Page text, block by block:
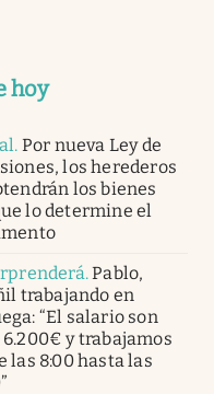
hoy
. Por nueva Ley de
los herederos
los bienes
lo determine el
.Pablo,
trabajando en
“El salario son
y trabajamos
las 8:00 hasta las